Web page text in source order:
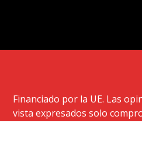
Financiado por la UE. Las
vista expresados solo